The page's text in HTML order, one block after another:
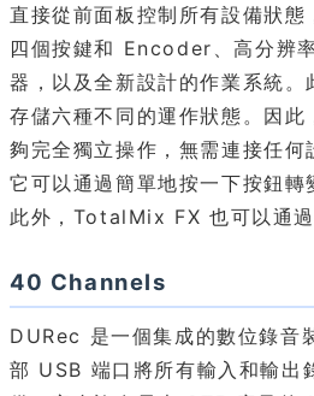
直接從前面板控制所有設備狀態
四個按鍵和 Encoder、高分辨
器，以及全新設計的作業系統。
存儲六種不同的運作狀態。因
夠完全獨立操作，無需連接任何
它可以通過簡單地按一下按鈕轉
此外，TotalMix FX 也可以通
40 Channels
DURec 是一個集成的數位錄音
部 USB 端口將所有輸入和輸出